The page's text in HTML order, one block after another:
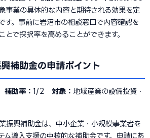
事業の具体的な内容と期待される効果を定
す。事前に岩沼市の相談窓口で内容確認を
とで採択率を高めることができます。
補助金の申請ポイント
補助率： 1/2 対象： 地域産業の設備投資・
振興補助金は、中小企業・小規模事業者を
ム導入支援の中核的な補助金です。申請にあ